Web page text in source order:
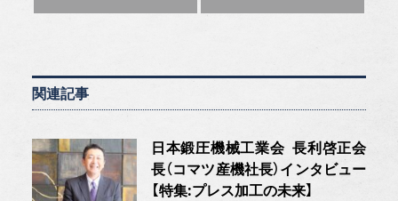
関連記事
日本鍛圧機械工業会 長利啓正会
長（コマツ産機社長）インタビュー
【特集:プレス加工の未来】